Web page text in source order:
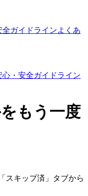
全ガイドラインよくあ
心・安全ガイドライン
もう一度
スキップ済」タブから